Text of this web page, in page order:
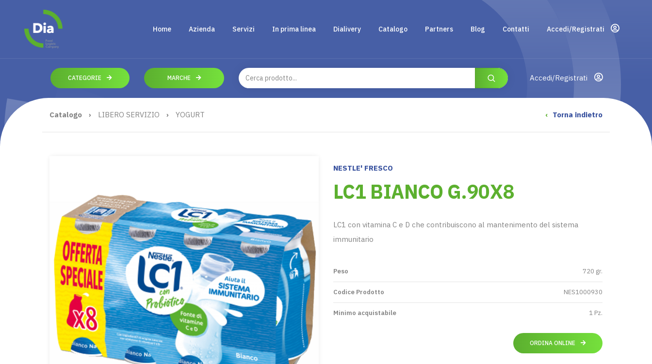
Home Azienda Servizi In prima linea Dialivery Catalogo Partners Blog Contatti Accedi/Registrati
CATEGORIE MARCHE Accedi/Registrati
Catalogo › LIBERO SERVIZIO › YOGURT ‹ Torna indietro
NESTLE' FRESCO
LC1 BIANCO G.90X8
LC1 con vitamina C e D che contribuiscono al mantenimento del sistema
immunitario
Peso 720 gr.
Codice Prodotto NES1000930
Minimo acquistabile 1 Pz.
ORDINA ONLINE